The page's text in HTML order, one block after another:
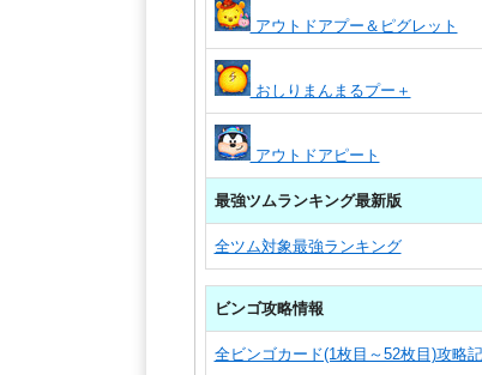
アウトドアプー＆ピグレット
おしりまんまるプー＋
アウトドアピート
最強ツムランキング最新版
全ツム対象最強ランキング
ビンゴ攻略情報
全ビンゴカード(1枚目～52枚目)攻略